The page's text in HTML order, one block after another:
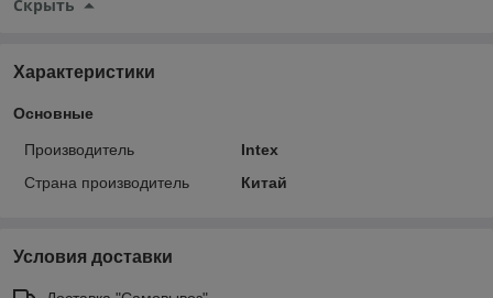
Скрыть
Характеристики
Основные
Производитель
Intex
Страна производитель
Китай
Условия доставки